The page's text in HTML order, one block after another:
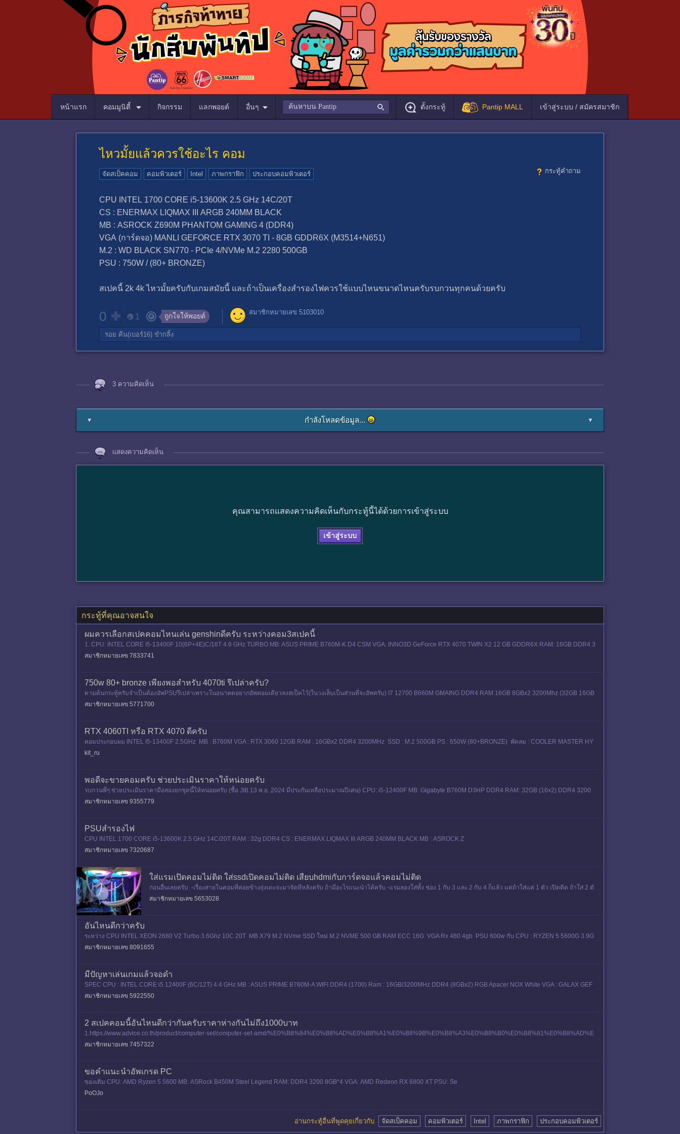
หน้าแรก คอมมูนิตี้ กิจกรรม แลกพอยต์ อื่นๆ ตั้งกระทู้ Pantip MALL เข้าสู่ระบบ / สมัครสมาชิก
ไหวมั้ยแล้วควรใช้อะไร คอม
กระทู้คำถาม
จัดสเป็คคอม คอมพิวเตอร์ Intel ภาพกราฟิก ประกอบคอมพิวเตอร์
CPU INTEL 1700 CORE i5-13600K 2.5 GHz 14C/20T
CS : ENERMAX LIQMAX III ARGB 240MM BLACK
MB : ASROCK Z690M PHANTOM GAMING 4 (DDR4)
VGA (การ์ดจอ) MANLI GEFORCE RTX 3070 TI - 8GB GDDR6X (M3514+N651)
M.2 : WD BLACK SN770 - PCIe 4/NVMe M.2 2280 500GB
PSU : 750W / (80+ BRONZE)
สเปคนี้ 2k 4k ไหวมั้ยครับกับเกมสมัยนี้ และถ้าเป็นเครื่องสำรองไฟควรใช้แบบไหนขนาดไหนครับรบกวนทุกคนด้วยครับ
0 1 ถูกใจให้พอยต์ สมาชิกหมายเลข 5103010
รอย คีน(เบอร์16) ขำกลิ้ง
3 ความคิดเห็น
▼ กำลังโหลดข้อมูล... ▼
แสดงความคิดเห็น
คุณสามารถแสดงความคิดเห็นกับกระทู้นี้ได้ด้วยการเข้าสู่ระบบ
เข้าสู่ระบบ
กระทู้ที่คุณอาจสนใจ
ผมควรเลือกสเปคคอมไหนเล่น genshinดีครับ ระหว่างคอม3สเปคนี้
1. CPU: INTEL CORE I5-13400F 10(6P+4E)C/16T 4.6 GHz TURBO MB: ASUS PRIME B760M-K D4 CSM VGA: INNO3D GeForce RTX 4070 TWIN X2 12 GB GDDR6X RAM: 16GB DDR4 3
200 MHz M.2 PNY CS2241 500GB PSU: FSP H
สมาชิกหมายเลข 7833741
750w 80+ bronze เพียงพอสำหรับ 4070ti รึเปล่าครับ?
ตามต้นกระทู้ครับจำเป็นต้องอัพPSUรึเปล่าเพราะในอนาคตอยากอัพคอมเดียวลงสเป็คไว้(ในวงเล็บเป็นส่วนที่จะอัพครับ) I7 12700 B660M GMAING DDR4 RAM 16GB 8GBx2 3200Mhz (32GB 16GB
x2 3200Mhz) CORSAIR VGA RTX3060 E
สมาชิกหมายเลข 5771700
RTX 4060TI หรือ RTX 4070 ดีครับ
คอมประกอบผม INTEL I5-13400F 2.5GHz MB : B760M VGA : RTX 3060 12GB RAM : 16GBx2 DDR4 3200MHz SSD : M.2 500GB PS : 650W (80+BRONZE) พัดลม : COOLER MASTER HY
PER 620S
kit_ru
พอดีจะขายคอมครับ ช่วยประเมินราคาให้หน่อยครับ
รบกวนพี่ๆ ช่วยประเมินราคามือสองยกชุดนี้ให้หน่อยครับ (ซื้อ JIB 13 พ.ย. 2024 มีประกันเหลือประมาณปีเศษ) CPU: i5-12400F MB: Gigabyte B760M D3HP DDR4 RAM: 32GB (16x2) DDR4 3200
Kingston Fury VGA: Zotac RTX
สมาชิกหมายเลข 9355779
PSUสำรองไฟ
CPU INTEL 1700 CORE i5-13600K 2.5 GHz 14C/20T RAM : 32g DDR4 CS : ENERMAX LIQMAX III ARGB 240MM BLACK MB : ASROCK Z
สมาชิกหมายเลข 7320687
ใส่แรมเปิดคอมไม่ติด ใส่ssdเปิดคอมไม่ติด เสียบhdmiกับการ์ดจอแล้วคอมไม่ติด
ก่อนอื่นเลยครับ -เรื่องสายในคอมที่ค่อยข้างยุ่งเดะจะมาจัดทีหลังครับ ถ้ามีอะไรแนะนำได้ครับ -แรมลองใส่ทั้ง ช่อง 1 กับ 3 และ 2 กับ 4 ก็แล้ว แต่ถ้าใส่แค่ 1 ตัว เปิดติด ถ้าใส่ 2 ตั
ว ไม่ติด สเปคคอม CP
สมาชิกหมายเลข 5653028
อันไหนดีกว่าครับ
ระหว่าง CPU INTEL XEON 2680 V2 Turbo 3.6Ghz 10C 20T MB X79 M.2 NVme SSD ใหม่ M.2 NVME 500 GB RAM ECC 16G VGA Rx 480 4gb PSU 600w กับ CPU : RYZEN 5 5600G 3.9G
สมาชิกหมายเลข 8091655
มีปัญหาเล่นเกมแล้วจอดำ
SPEC CPU : INTEL CORE i5 12400F (6C/12T) 4.4 GHz MB : ASUS PRIME B760M-A WIFI DDR4 (1700) Ram : 16GB/3200MHz DDR4 (8GBx2) RGB Apacer NOX White VGA : GALAX GEF
ORCE RTX 4060 EX WHITE 1-CLICK OC 8GB SSD
สมาชิกหมายเลข 5922550
2 สเปคคอมนี้อันไหนดีกว่ากันครับราคาห่างกันไม่ถึง1000บาท
1.https://www.advice.co.th/product/computer-set/computer-set-amd/%E0%B8%84%E0%B8%AD%E0%B8%A1%E0%B8%9B%E0%B8%A3%E0%B8%B0%E0%B8%81%E0%B8%AD%E
0%B8%9A-advice-computer-set-amd-a108-ryzen-5-5600x-rx6750xt-1
สมาชิกหมายเลข 7457322
ขอคำแนะนำอัพเกรด PC
ของเดิม CPU: AMD Ryzen 5 5600 MB: ASRock B450M Steel Legend RAM: DDR4 3200 8GB*4 VGA: AMD Redeon RX 6800 XT PSU: Se
PoOJo
อ่านกระทู้อื่นที่พูดคุยเกี่ยวกับ จัดสเป็คคอม คอมพิวเตอร์ Intel ภาพกราฟิก ประกอบคอมพิวเตอร์